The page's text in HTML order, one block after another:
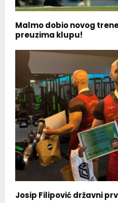
Malmo dobio novog
preuzima klupu!
Josip Filipović državni